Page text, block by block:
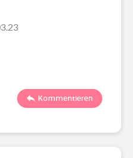
Kommentieren